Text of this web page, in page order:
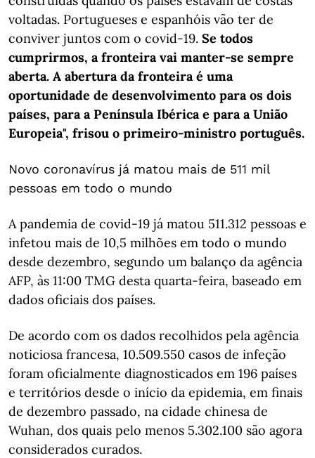
voltadas. Portugueses e espanhóis vão ter de
conviver juntos com o covid-19. Se todos
cumprirmos, a fronteira vai manter-se sempre
aberta. A abertura da fronteira é uma
oportunidade de desenvolvimento para os dois
países, para a Península Ibérica e para a União
Europeia", frisou o primeiro-ministro português.
Novo coronavírus já matou mais de 511 mil
pessoas em todo o mundo
A pandemia de covid-19 já matou 511.312 pessoas e
infetou mais de 10,5 milhões em todo o mundo
desde dezembro, segundo um balanço da agência
AFP, às 11:00 TMG desta quarta-feira, baseado em
dados oficiais dos países.
De acordo com os dados recolhidos pela agência
noticiosa francesa, 10.509.550 casos de infeção
foram oficialmente diagnosticados em 196 países
e territórios desde o início da epidemia, em finais
de dezembro passado, na cidade chinesa de
Wuhan, dos quais pelo menos 5.302.100 são agora
considerados curados.